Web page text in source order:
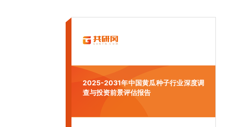
2025-2031年中国黄瓜种子行业深度调
查与投资前景评估报告